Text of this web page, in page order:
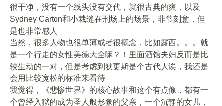
很干净，没有一个线头没有交代，就很古典的爽，以及
Sydney Carton和小裁缝在刑场上的场景，非常刻意，但
是也非常感人
当然，很多人物也很单薄或者很概念，比如露西。。。就
是一个行走的女性美德大全嘛？！里面酒馆夫妇反而是比
较生动的一对，但是考虑到狄更斯是个古代人诶，我还是
会用比较宽松的标准来看待
我觉得，《悲惨世界》的核心故事和这个有点像，都有一
个曾经入狱的成为圣人般形象的父亲，一个沉静的女儿，